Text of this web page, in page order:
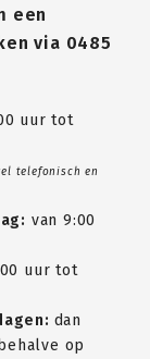
een
via 0485
uur tot
telefonisch en
van 9:00
uur tot
dan
op